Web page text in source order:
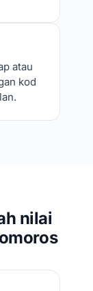
atau
kod
nilai